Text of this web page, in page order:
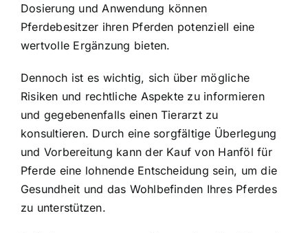
Dosierung und Anwendung können
Pferdebesitzer ihren Pferden potenziell eine
wertvolle Ergänzung bieten.
Dennoch ist es wichtig, sich über mögliche
Risiken und rechtliche Aspekte zu informieren
und gegebenenfalls einen Tierarzt zu
konsultieren. Durch eine sorgfältige Überlegung
und Vorbereitung kann der Kauf von Hanföl für
Pferde eine lohnende Entscheidung sein, um die
Gesundheit und das Wohlbefinden Ihres Pferdes
zu unterstützen.